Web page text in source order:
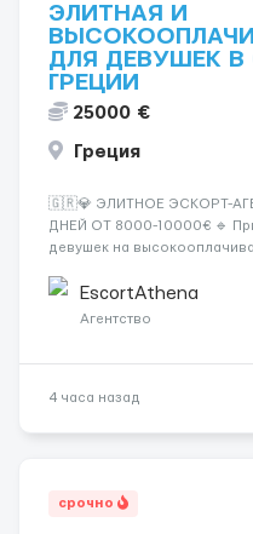
ЭЛИТНАЯ И
ДЛЯ ДЕВУШЕК В
ГРЕЦИИ
25000 €
Греция
🇬🇷💎 ЭЛИТНОЕ ЭСКОРТ-
ДНЕЙ ОТ 8000-10000€ 🔹
девушек на
хорошие деньги 💶 — это
Требования: ✔️ Возраст от ...
EscortAthena
Агентство
4 часа назад
срочно